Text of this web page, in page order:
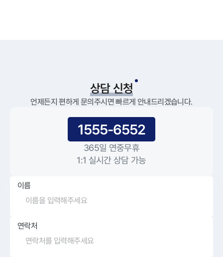
상담 신청
언제든지 편하게 문의주시면 빠르게 안내드리겠습니다.
1555-6552
365일 연중무휴
1:1 실시간 상담 가능
이름
연락처